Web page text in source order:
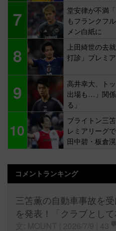
7
堂安律が不満
もフランクフ
メン白紙に
8
上田綺世の去
打診」プレミ
9
高井幸大、ト
出場も…」関
る」
10
ブライトン三
レミアリーグ
田中碧・板倉
コメントランキング
三笘薫の自動車事故を
を発表！「クラブとし